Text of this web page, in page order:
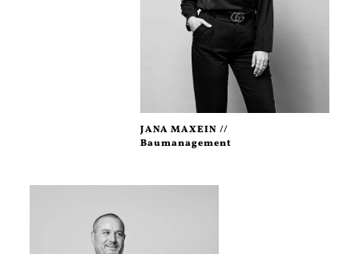
JANA MAXEIN //
Baumanagement